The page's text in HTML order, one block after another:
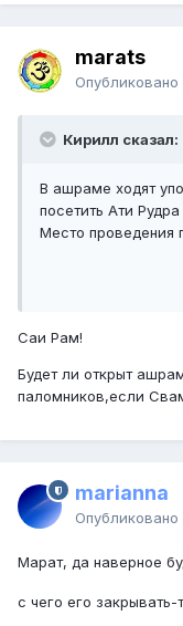
marats
Опубликовано
Кирилл сказал:
В ашраме ходят
посетить Ати
Место проведения
Саи Рам!
Будет ли открыт
паломников,если
marianna
Опубликовано
Марат, да наверное
с чего его закрывать-